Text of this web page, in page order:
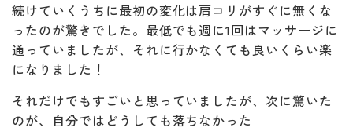
続けていくうちに最初の変化は肩コリがすぐに無くな
ったのが驚きでした。最低でも週に1回はマッサージに
通っていましたが、それに行かなくても良いくらい楽
になりました！
それだけでもすごいと思っていましたが、次に驚いた
のが、自分ではどうしても落ちなかった